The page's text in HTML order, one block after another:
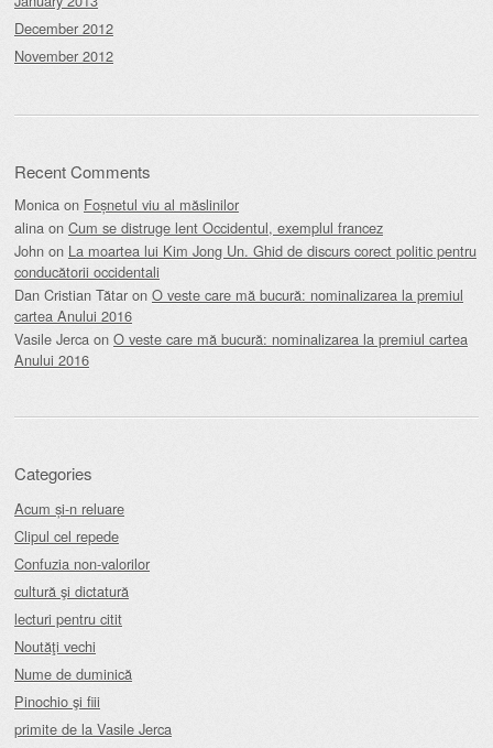
December 2012
November 2012
Recent Comments
Monica on Foșnetul viu al măslinilor
alina on Cum se distruge lent Occidentul, exemplul francez
John on La moartea lui Kim Jong Un. Ghid de discurs corect politic pentru
conducătorii occidentali
Dan Cristian Tătar on O veste care mă bucură: nominalizarea la premiul
cartea Anului 2016
Vasile Jerca on O veste care mă bucură: nominalizarea la premiul cartea
Anului 2016
Categories
Acum și-n reluare
Clipul cel repede
Confuzia non-valorilor
cultură şi dictatură
lecturi pentru citit
Noutăţi vechi
Nume de duminică
Pinochio şi fiii
primite de la Vasile Jerca